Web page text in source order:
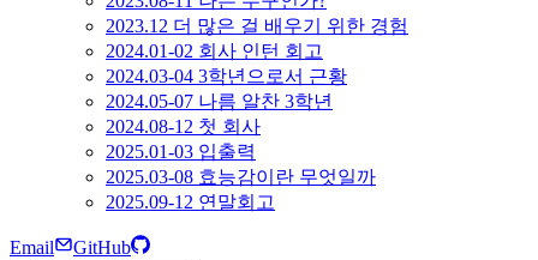
2023.12 더 많은 걸 배우기 위한 경험
2024.01-02 회사 인턴 회고
2024.03-04 3학년으로서 근황
2024.05-07 나름 알찬 3학년
2024.08-12 첫 회사
2025.01-03 입출력
2025.03-08 효능감이란 무엇일까
2025.09-12 연말회고
Email
GitHub